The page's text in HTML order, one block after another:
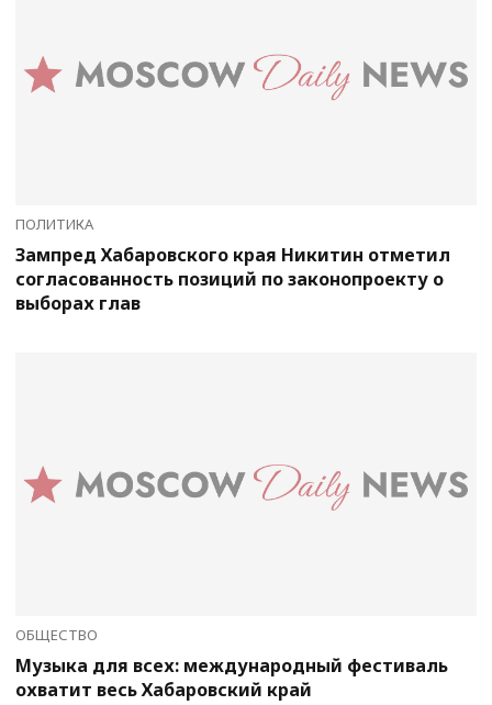
ПОЛИТИКА
Зампред Хабаровского края Никитин отметил
согласованность позиций по законопроекту о
выборах глав
ОБЩЕСТВО
Музыка для всех: международный фестиваль
охватит весь Хабаровский край